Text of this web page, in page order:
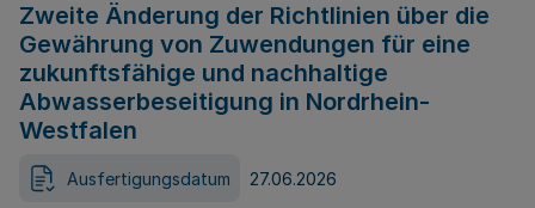
Zweite Änderung der Richtlinien über die
Gewährung von Zuwendungen für eine
zukunftsfähige und nachhaltige
Abwasserbeseitigung in Nordrhein-
Westfalen
Ausfertigungsdatum 27.06.2026